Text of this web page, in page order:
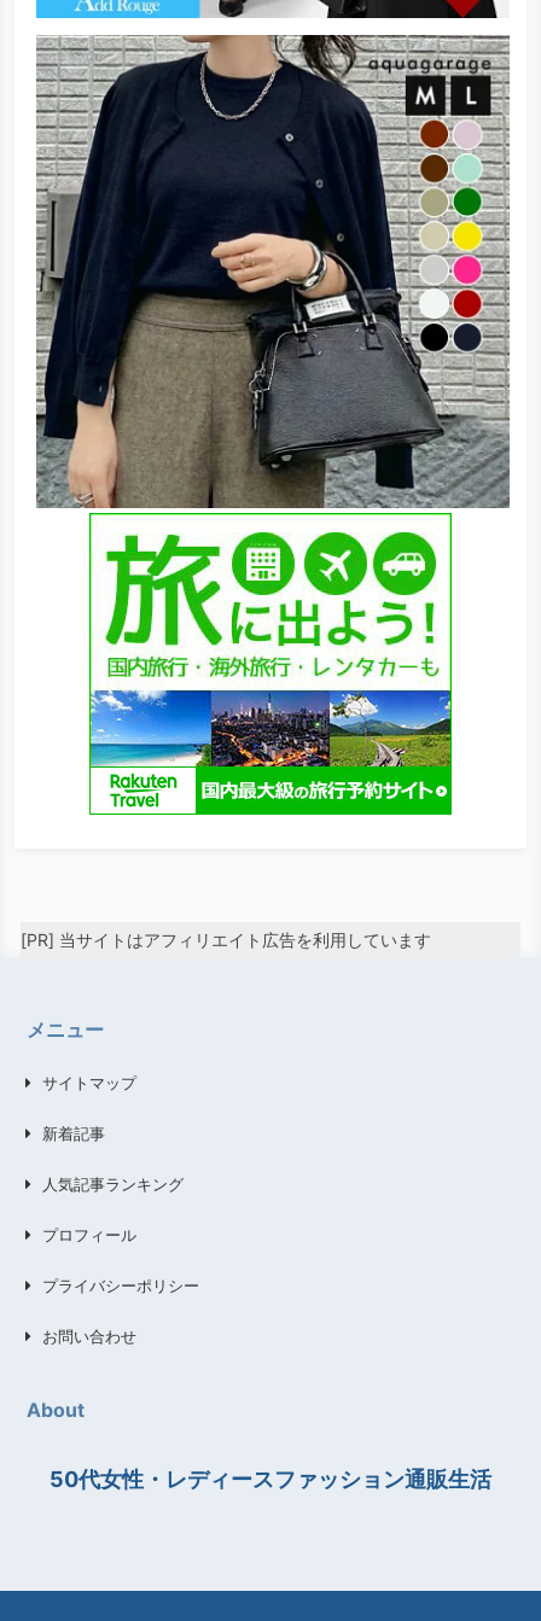
[PR] 当サイトはアフィリエイト広告を利用しています
メニュー
サイトマップ
新着記事
人気記事ランキング
プロフィール
プライバシーポリシー
お問い合わせ
About
50代女性・レディースファッション通販生活